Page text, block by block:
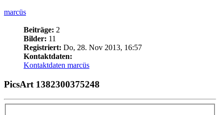
marcüs
Beiträge: 2
Bilder: 11
Registriert: Do, 28. Nov 2013, 16:57
Kontaktdaten:
Kontaktdaten marcüs
PicsArt 1382300375248